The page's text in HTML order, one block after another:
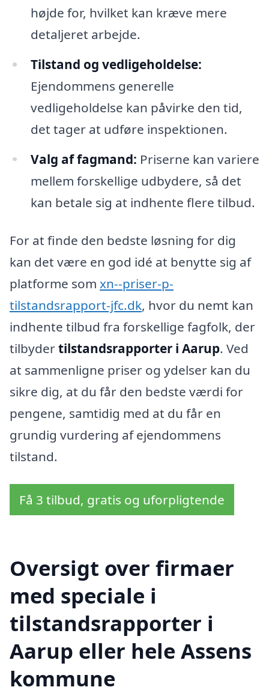
højde for, hvilket kan kræve mere
detaljeret arbejde.
Tilstand og vedligeholdelse:
Ejendommens generelle
vedligeholdelse kan påvirke den tid,
det tager at udføre inspektionen.
Valg af fagmand: Priserne kan variere
mellem forskellige udbydere, så det
kan betale sig at indhente flere tilbud.
For at finde den bedste løsning for dig
kan det være en god idé at benytte sig af
platforme som xn--priser-p-
tilstandsrapport-jfc.dk, hvor du nemt kan
indhente tilbud fra forskellige fagfolk, der
tilbydertilstandsrapporter i Aarup. Ved
at sammenligne priser og ydelser kan du
sikre dig, at du får den bedste værdi for
pengene, samtidig med at du får en
grundig vurdering af ejendommens
tilstand.
Få 3 tilbud, gratis og uforpligtende
Oversigt over firmaer
med speciale i
tilstandsrapporter i
Aarup eller hele Assens
kommune